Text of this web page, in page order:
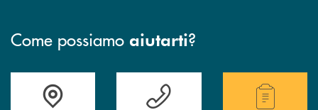
Come possiamo aiutarti?
Trova la filiale più vicina a teHai bisogno di assistenza immediata?
Hai bisogno di